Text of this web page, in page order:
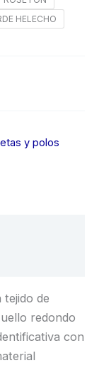
HELECHO
y polos
de
redondo
con